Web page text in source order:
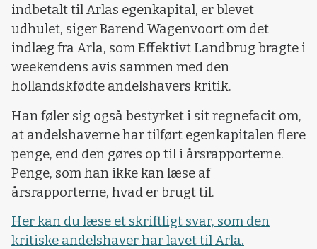
indbetalt til Arlas egenkapital, er blevet
udhulet, siger Barend Wagenvoort om det
indlæg fra Arla, som Effektivt Landbrug bragte i
weekendens avis sammen med den
hollandskfødte andelshavers kritik.
Han føler sig også bestyrket i sit regnefacit om,
at andelshaverne har tilført egenkapitalen flere
penge, end den gøres op til i årsrapporterne.
Penge, som han ikke kan læse af
årsrapporterne, hvad er brugt til.
Her kan du læse et skriftligt svar, som den
kritiske andelshaver har lavet til Arla.